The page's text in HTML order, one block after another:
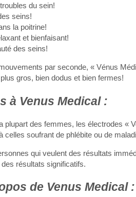
du sein!
seins!
la poitrine!
et bienfaisant!
des seins!
par seconde, « Vénus
gros, bien dodus et bien fermes!
à Venus Medical :
plupart des femmes, les électrodes
celles soufrant de phlébite ou de
qui veulent des résultats
résultats significatifs.
de Venus Medical :